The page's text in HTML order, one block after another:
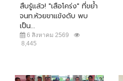
สืบรู้แล้ว! "เสือโคร่ง" ที่ขย้ำ
จนท.ห้วยขาแข้งดับ พบ
เป็น...
6 สิงหาคม 2569
8,445